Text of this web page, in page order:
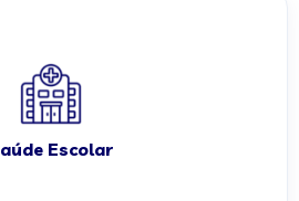
Escolar